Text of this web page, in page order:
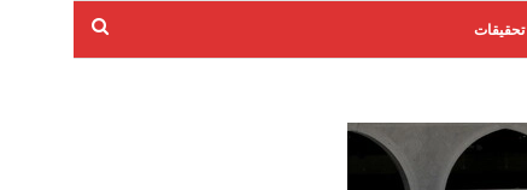
تحقيقات